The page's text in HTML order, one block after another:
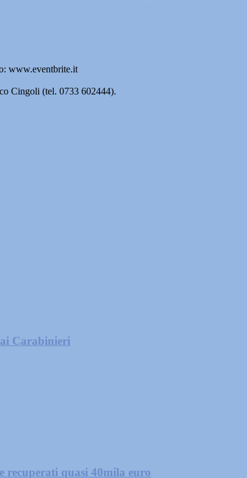
www.eventbrite.it
Cingoli (tel. 0733 602444).
Carabinieri
recuperati quasi 40mila euro